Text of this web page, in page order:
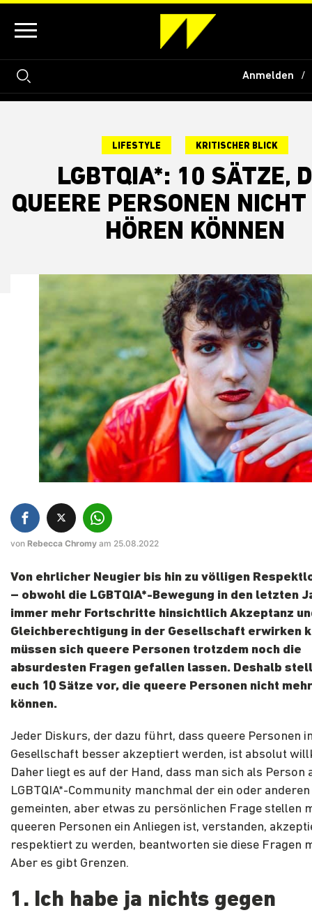
Anmelden
LIFESTYLE KRITISCHER BLICK
LGBTQIA*: 10 SÄTZE,
QUEERE PERSONEN
HÖREN KÖNNEN
von Rebecca Chromy am 25.08.2022
Von ehrlicher Neugier bis hin zu völligen
– obwohl die LGBTQIA*-Bewegung in den letzten
immer mehr Fortschritte hinsichtlich Akzeptanz
Gleichberechtigung in der Gesellschaft erwirken
müssen sich queere Personen trotzdem noch die
absurdesten Fragen gefallen lassen. Deshalb
euch 10 Sätze vor, die queere Personen nicht
können.
Jeder Diskurs, der dazu führt, dass queere Personen
Gesellschaft besser akzeptiert werden, ist absolut
Daher liegt es auf der Hand, dass man sich als Person
LGBTQIA*-Community manchmal der ein oder
gemeinten, aber etwas zu persönlichen Frage stellen
queeren Personen ein Anliegen ist, verstanden,
respektiert zu werden, beantworten sie diese Fragen
Aber es gibt Grenzen.
1. Ich habe ja nichts gegen